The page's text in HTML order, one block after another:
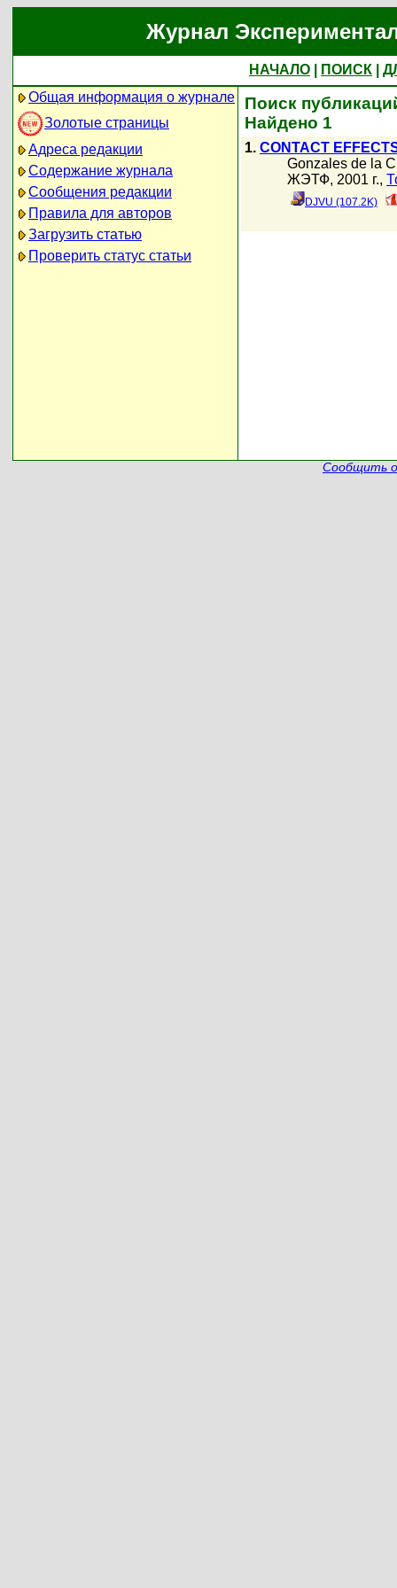
Журнал
НАЧАЛО ПОИСК
Общая информация о журнале
Золотые страницы
Адреса редакции
Содержание журнала
Сообщения редакции
Правила для авторов
Загрузить статью
Проверить статус статьи
Поиск
Найдено 1
1. CONTACT
Gonzales de la
ЖЭТФ, 2001 г.,
DJVU (107.2K)
Сообщить о